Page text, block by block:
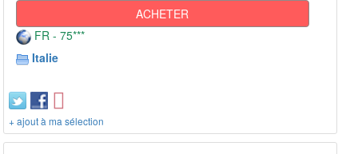
ACHETER
FR - 75***
Italie
+ ajout à ma sélection